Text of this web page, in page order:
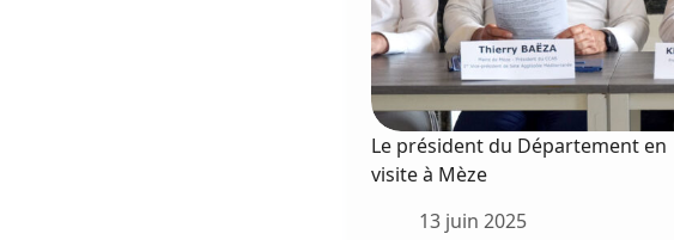
Le président du Département en
visite à Mèze
13 juin 2025